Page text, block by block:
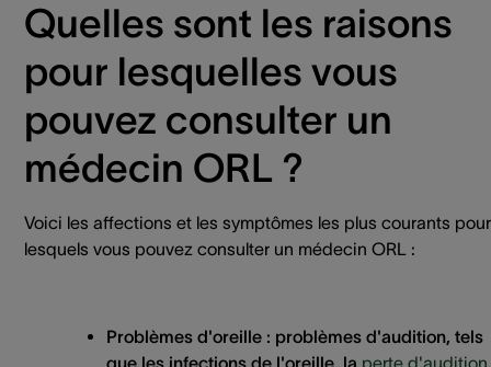
Quelles sont les raisons
pour lesquelles vous
pouvez consulter un
médecin ORL ?
Voici les affections et les symptômes les plus courants pour
lesquels vous pouvez consulter un médecin ORL :
Problèmes d'oreille : problèmes d'audition, tels
que les infections de l'oreille, la perte d'audition,